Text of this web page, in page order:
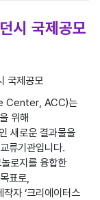
시 국제공모
2026
Center, ACC)는
위해
새로운 결과물을
류기관입니다.
로지를 융합한
표로,
자 ‘크리에이터스